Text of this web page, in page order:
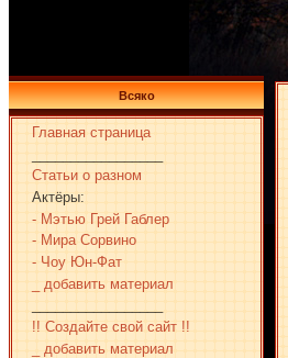
Всяко
Главная страница
Статьи о разном
Актёры:
- Мэтью Грей Габлер
- Мира Сорвино
- Чоу Юн-Фат
_ добавить материал
!! Создайте свой сайт !!
_ добавить материал